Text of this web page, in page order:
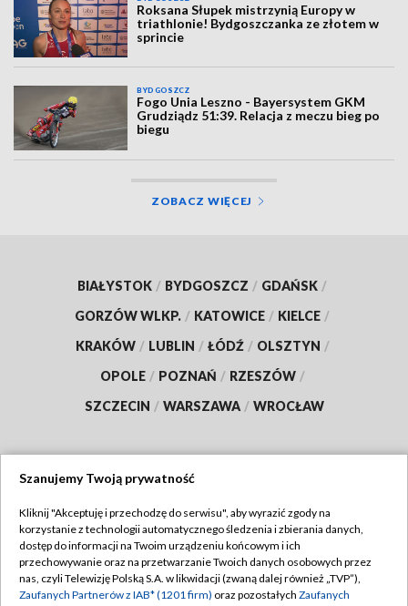
Roksana Słupek mistrzynią Europy w
triathlonie! Bydgoszczanka ze złotem w
sprincie
BYDGOSZCZ
Fogo Unia Leszno - Bayersystem GKM
Grudziądz 51:39. Relacja z meczu bieg po
biegu
ZOBACZ WIĘCEJ
BIAŁYSTOK / BYDGOSZCZ / GDAŃSK /
GORZÓW WLKP. / KATOWICE / KIELCE /
KRAKÓW / LUBLIN / ŁÓDŹ / OLSZTYN /
OPOLE / POZNAŃ / RZESZÓW /
SZCZECIN / WARSZAWA / WROCŁAW
TVP
Abonament TVP
Emisja w TVP
Regulamin TVP
Polityka prywatności
Szanujemy Twoją prywatność
Kliknij "Akceptuję i przechodzę do serwisu", aby wyrazić zgody na
korzystanie z technologii automatycznego śledzenia i zbierania danych,
dostęp do informacji na Twoim urządzeniu końcowym i ich
przechowywanie oraz na przetwarzanie Twoich danych osobowych przez
nas, czyli Telewizję Polską S.A. w likwidacji (zwaną dalej również „TVP”),
Zaufanych Partnerów z IAB* (1201 firm) oraz pozostałych Zaufanych